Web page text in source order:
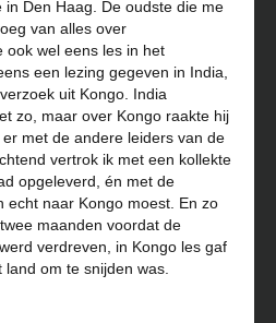
Den Haag. De oudste die me
van alles over
ook wel eens les in het
een lezing gegeven in India,
uit Kongo. India
zo, maar over Kongo raakte hij
met de andere leiders van de
vertrok ik met een kollekte
opgeleverd, én met de
echt naar Kongo moest. En zo
maanden voordat de
verdreven, in Kongo les gaf
om te snijden was.